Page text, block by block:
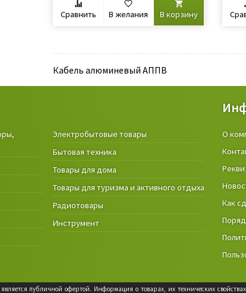
Сравнить В желания В корзину
Кабель алюминевый АППВ
Электробытовые товары
Бытовая техника
Товары для дома
Товары для туризма и активного отдыха
Радиотовары
Инструмент
Фонари
О
Как
публичной офертой. Информация о товарах, их технических